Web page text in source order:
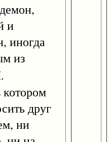
и
иногда
из
друг
ни